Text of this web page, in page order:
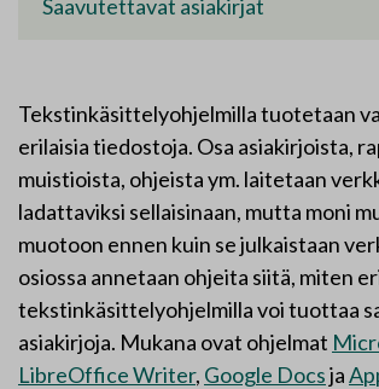
Saavutettavat asiakirjat
Tekstinkäsittelyohjelmilla tuotetaan
erilaisia tiedostoja. Osa asiakirjoista,
muistioista, ohjeista ym. laitetaan
ladattaviksi sellaisinaan, mutta moni
muotoon ennen kuin se julkaistaan
osiossa annetaan ohjeita siitä, miten
tekstinkäsittelyohjelmilla voi tuottaa
asiakirjoja. Mukana ovat ohjelmat
LibreOffice Writer, Google Docsja